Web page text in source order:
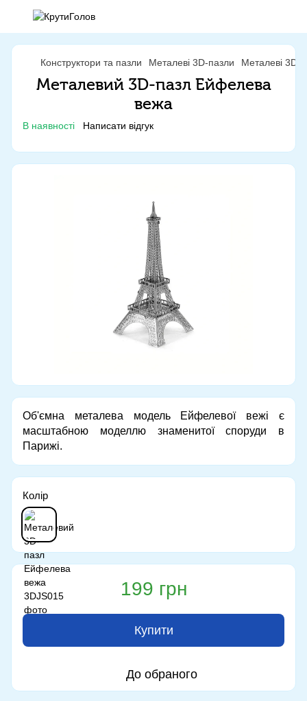
Конструктори та пазли Металеві 3D-пазли Металеві 3D-
Металевий 3D-пазл Ейфелева
вежа
В наявності Написати відгук
Об'ємна металева модель Ейфелевої вежі є
масштабною моделлю знаменитої споруди в
Парижі.
Колір
199 грн
Купити
До обраного